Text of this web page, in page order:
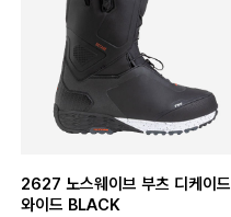
2627 노스웨이브 부츠 디케이드
와이드 BLACK